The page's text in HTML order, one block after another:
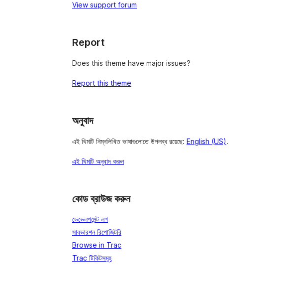
View support forum
Report
Does this theme have major issues?
Report this theme
অনুবাদ
এই থিমটি নিম্নলিখিত ভাষাগুলোতে উপলব্ধ রয়েছে: English (US).
এই থিমটি অনুবাদ করুন
কোড ব্রাউজ করুন
ডেভেলপমেন্ট লগ
সাবভারশন রিপোজিটরি
Browse in Trac
Trac টিকিটসমূহ